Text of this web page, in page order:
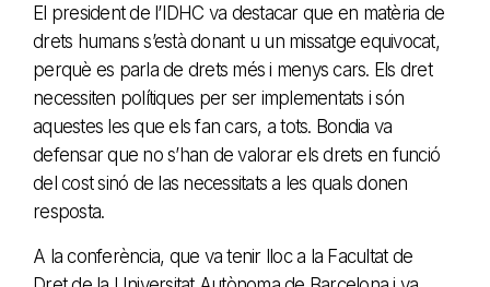
El president de l’IDHC va destacar que en matèria de
drets humans s’està donant u un missatge equivocat,
perquè es parla de drets més i menys cars. Els dret
necessiten polítiques per ser implementats i són
aquestes les que els fan cars, a tots. Bondia va
defensar que no s’han de valorar els drets en funció
del cost sinó de las necessitats a les quals donen
resposta.
A la conferència, que va tenir lloc a la Facultat de